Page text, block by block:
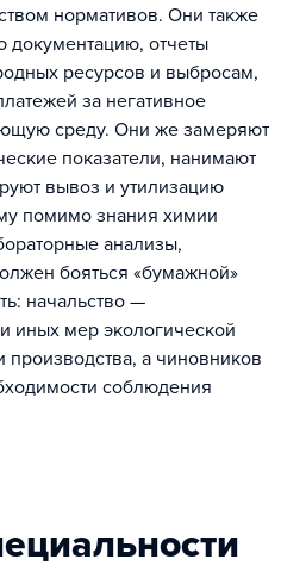
нормативов. Они также
документацию, отчеты
ресурсов и выбросам,
за негативное
среду. Они же замеряют
показатели, нанимают
вывоз и утилизацию
помимо знания химии
анализы,
бояться «бумажной»
начальство —
иных мер экологической
а чиновников
соблюдения